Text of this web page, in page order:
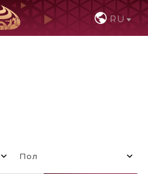
RU
Пол